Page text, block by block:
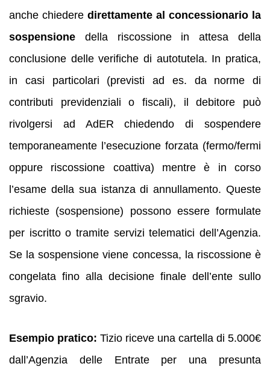
anche chiedere direttamente al concessionario la
sospensione della riscossione in attesa della
conclusione delle verifiche di autotutela. In pratica,
in casi particolari (previsti ad es. da norme di
contributi previdenziali o fiscali), il debitore può
rivolgersi ad AdER chiedendo di sospendere
temporaneamente l’esecuzione forzata (fermo/fermi
oppure riscossione coattiva) mentre è in corso
l’esame della sua istanza di annullamento. Queste
richieste (sospensione) possono essere formulate
per iscritto o tramite servizi telematici dell’Agenzia.
Se la sospensione viene concessa, la riscossione è
congelata fino alla decisione finale dell’ente sullo
sgravio.
Esempio pratico: Tizio riceve una cartella di 5.000€
dall’Agenzia delle Entrate per una presunta